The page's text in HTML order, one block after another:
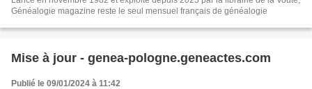
Généalogie magazine reste le seul mensuel français de généalogie
Mise à jour - genea-pologne.geneactes.com
Publié le 09/01/2024 à 11:42